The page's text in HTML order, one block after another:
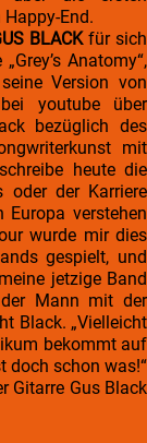
End.
BLACKfür sich
Anatomy“,
Version von
youtube über
bezüglich des
mit
heute die
oder der Karriere
verstehen
wurde mir dies
gespielt, und
jetzige Band
Mann mit der
Black. „Vielleicht
bekommt auf
doch schon was!“
Gitarre Gus Black